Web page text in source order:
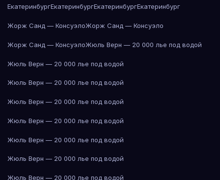
ЕкатеринбургЕкатеринбургЕкатеринбургЕкатеринбург
Жорж Санд — КонсуэлоЖорж Санд — Консуэло
Жорж Санд — КонсуэлоЖюль Верн — 20 000 лье под водой
Жюль Верн — 20 000 лье под водой
Жюль Верн — 20 000 лье под водой
Жюль Верн — 20 000 лье под водой
Жюль Верн — 20 000 лье под водой
Жюль Верн — 20 000 лье под водой
Жюль Верн — 20 000 лье под водой
Жюль Верн — 20 000 лье под водой